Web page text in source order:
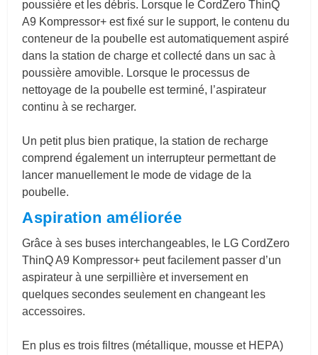
poussière et les débris. Lorsque le CordZero ThinQ
A9 Kompressor+ est fixé sur le support, le contenu du
conteneur de la poubelle est automatiquement aspiré
dans la station de charge et collecté dans un sac à
poussière amovible. Lorsque le processus de
nettoyage de la poubelle est terminé, l’aspirateur
continu à se recharger.
Un petit plus bien pratique, la station de recharge
comprend également un interrupteur permettant de
lancer manuellement le mode de vidage de la
poubelle.
Aspiration améliorée
Grâce à ses buses interchangeables, le LG CordZero
ThinQ A9 Kompressor+ peut facilement passer d’un
aspirateur à une serpillière et inversement en
quelques secondes seulement en changeant les
accessoires.
En plus es trois filtres (métallique, mousse et HEPA)